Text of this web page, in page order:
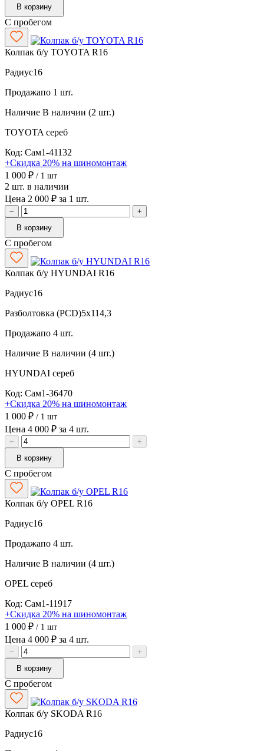
В корзину
С пробегом
Колпак б/у TOYOTA R16
Радиус16
Продажапо 1 шт.
Наличие В наличии (2 шт.)
TOYOTA сереб
Код: Сам1-41132
+Скидка 20% на шиномонтаж
1 000 ₽ / 1 шт
2 шт. в наличии
Цена 2 000 ₽ за 1 шт.
−
+
В корзину
С пробегом
Колпак б/у HYUNDAI R16
Радиус16
Разболтовка (PCD)5x114,3
Продажапо 4 шт.
Наличие В наличии (4 шт.)
HYUNDAI сереб
Код: Сам1-36470
+Скидка 20% на шиномонтаж
1 000 ₽ / 1 шт
Цена 4 000 ₽ за 4 шт.
−
+
В корзину
С пробегом
Колпак б/у OPEL R16
Радиус16
Продажапо 4 шт.
Наличие В наличии (4 шт.)
OPEL сереб
Код: Сам1-11917
+Скидка 20% на шиномонтаж
1 000 ₽ / 1 шт
Цена 4 000 ₽ за 4 шт.
−
+
В корзину
С пробегом
Колпак б/у SKODA R16
Радиус16